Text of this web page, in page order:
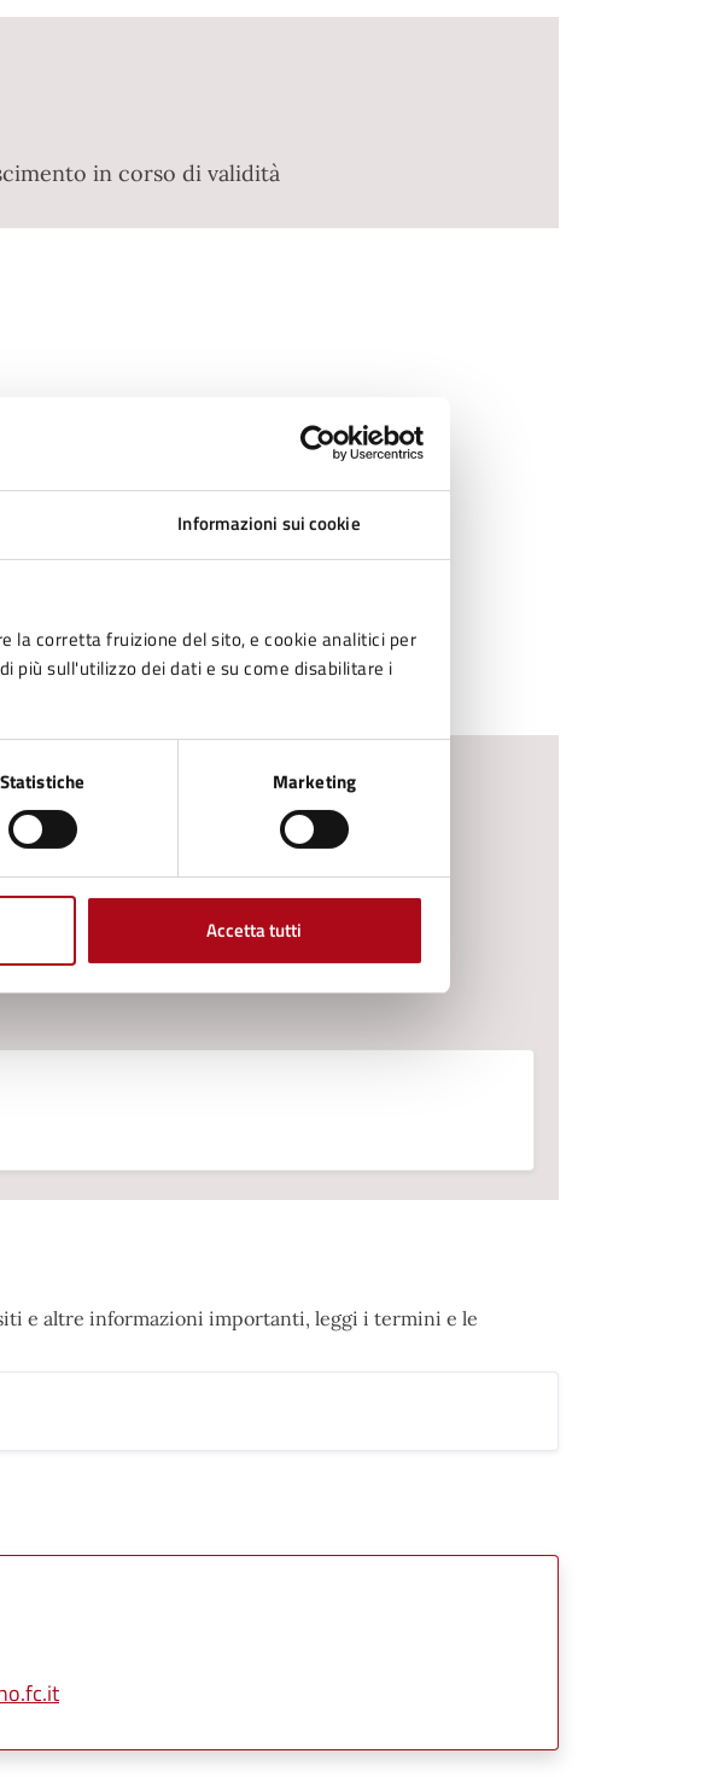
Informazioni sui cookie
la corretta fruizione del sito, e cookie analitici per
più sull'utilizzo dei dati e su come disabilitare i
Statistiche Marketing
Accetta tutti
in corso di validità
e presentarti presso gli uffici.
e altre informazioni importanti, leggi i termini e le